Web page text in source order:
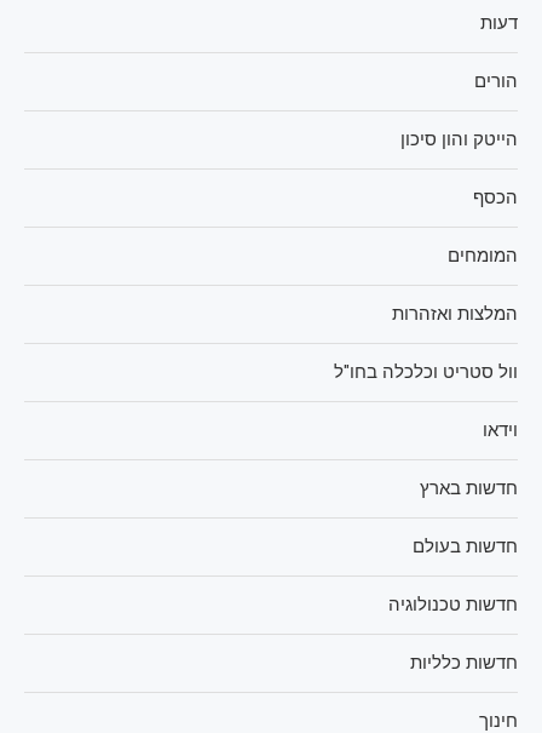
דעות
הורים
הייטק והון סיכון
הכסף
המומחים
המלצות ואזהרות
וול סטריט וכלכלה בחו"ל
וידאו
חדשות בארץ
חדשות בעולם
חדשות טכנולוגיה
חדשות כלליות
חינוך